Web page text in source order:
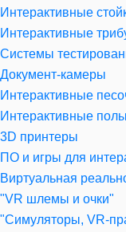
Интерактивные
Интерактивные
Системы
Документ-камеры
Интерактивные
Интерактивные
3D принтеры
ПО и игры для
Виртуальная
"VR шлемы и очки"
"Симуляторы, VR-